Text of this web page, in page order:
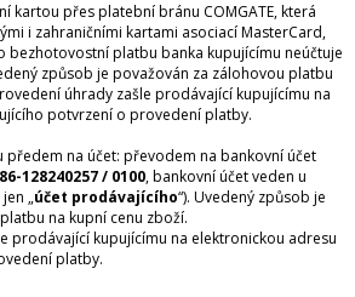
kartou přes platební bránu COMGATE, která
i zahraničními kartami asociací MasterCard,
bezhotovostní platbu banka kupujícímu neúčtuje
způsob je považován za zálohovou platbu
úhrady zašle prodávající kupujícímu na
potvrzení o provedení platby.
na účet: převodem na bankovní účet
86-128240257 / 0100, bankovní účet veden u
„účet prodávajícího“). Uvedený způsob je
na kupní cenu zboží.
prodávající kupujícímu na elektronickou adresu
platby.